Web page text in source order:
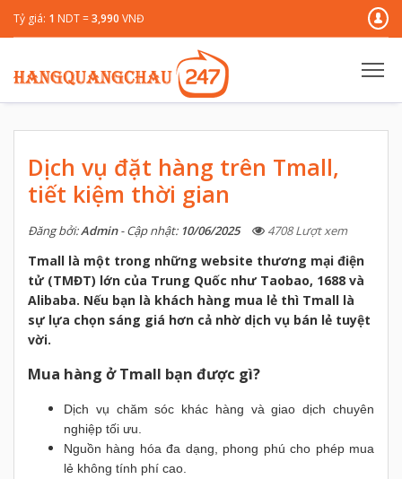
Tỷ giá: 1 NDT =3,990 VNĐ
Dịch vụ đặt hàng trên Tmall,
tiết kiệm thời gian
Đăng bởi:Admin- Cập nhật: 10/06/2025 4708 Lượt xem
Tmall là một trong những website thương mại điện
tử (TMĐT) lớn của Trung Quốc như Taobao, 1688 và
Alibaba. Nếu bạn là khách hàng mua lẻ thì Tmall là
sự lựa chọn sáng giá hơn cả nhờ dịch vụ bán lẻ tuyệt
vời.
Mua hàng ở Tmall bạn được gì?
Dịch vụ chăm sóc khác hàng và giao dịch chuyên
nghiệp tối ưu.
Nguồn hàng hóa đa dạng, phong phú cho phép mua
lẻ không tính phí cao.